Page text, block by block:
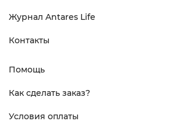
Журнал Antares Life
Контакты
Помощь
Как сделать заказ?
Условия оплаты